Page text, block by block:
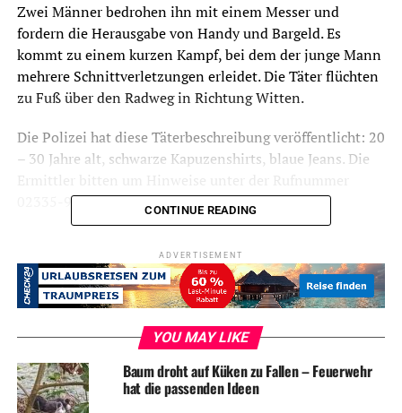
Zwei Männer bedrohen ihn mit einem Messer und
fordern die Herausgabe von Handy und Bargeld. Es
kommt zu einem kurzen Kampf, bei dem der junge Mann
mehrere Schnittverletzungen erleidet. Die Täter flüchten
zu Fuß über den Radweg in Richtung Witten.
Die Polizei hat diese Täterbeschreibung veröffentlicht: 20
– 30 Jahre alt, schwarze Kapuzenshirts, blaue Jeans. Die
02335-9166-7000.
Symbolfoto / Archiv
ADVERTISEMENT
RELATED TOPICS:
CONTINUE READING
ADVERTISEMENT
YOU MAY LIKE
Baum droht auf Küken zu Fallen – Feuerwehr
hat die passenden Ideen